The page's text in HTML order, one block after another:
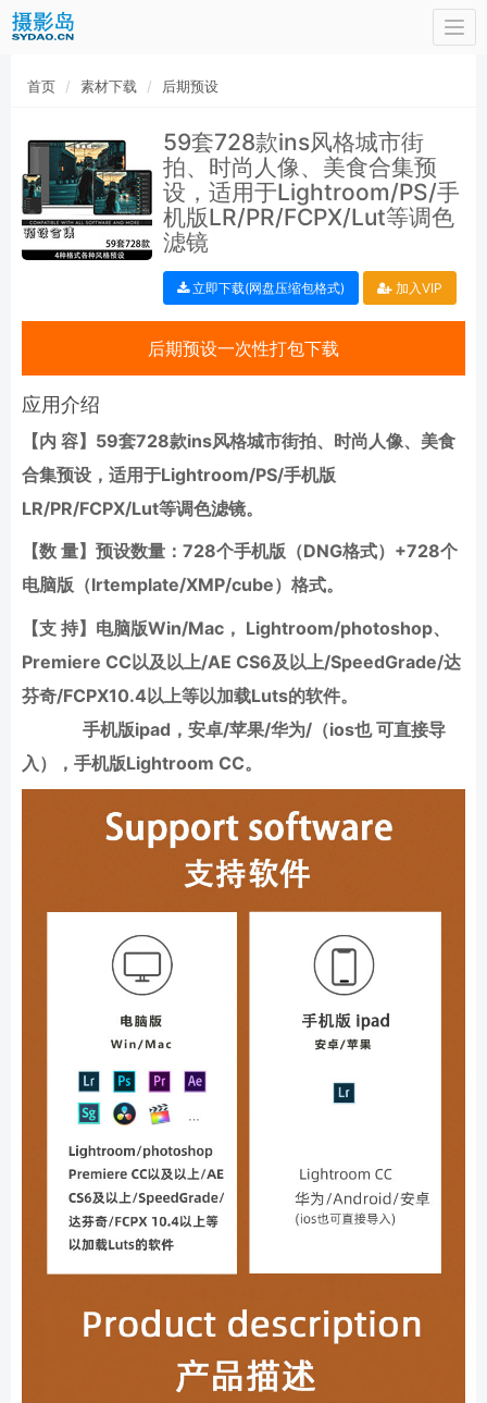
首页 素材下载 后期预设
59套728款ins风格城市街
拍、时尚人像、美食合集预
设，适用于Lightroom/PS/手
机版LR/PR/FCPX/Lut等调色
滤镜
立即下载(网盘压缩包格式) 加入VIP
后期预设一次性打包下载
应用介绍
【内 容】59套728款ins风格城市街拍、时尚人像、美食
合集预设，适用于Lightroom/PS/手机版
LR/PR/FCPX/Lut等调色滤镜。
【数 量】预设数量： 728个手机版（DNG格式）+728个
电脑版（lrtemplate/XMP/cube）格式。
【支 持】电脑版Win/Mac， Lightroom/photoshop、
Premiere CC以及以上/AE CS6及以上/SpeedGrade/达
芬奇/FCPX10.4以上等以加载Luts的软件。
手机版ipad，安卓/苹果/华为/（ios也 可直接导
入），手机版Lightroom CC。